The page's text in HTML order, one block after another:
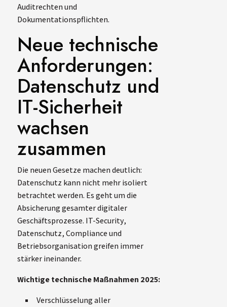
Auditrechten und
Dokumentationspflichten.
Neue technische
Anforderungen:
Datenschutz und
IT-Sicherheit
wachsen
zusammen
Die neuen Gesetze machen deutlich:
Datenschutz kann nicht mehr isoliert
betrachtet werden. Es geht um die
Absicherung gesamter digitaler
Geschäftsprozesse. IT-Security,
Datenschutz, Compliance und
Betriebsorganisation greifen immer
stärker ineinander.
Wichtige technische Maßnahmen 2025:
Verschlüsselung aller